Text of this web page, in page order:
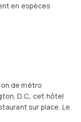
en espèces
de métro
D.C., cet hôtel
sur place. Le